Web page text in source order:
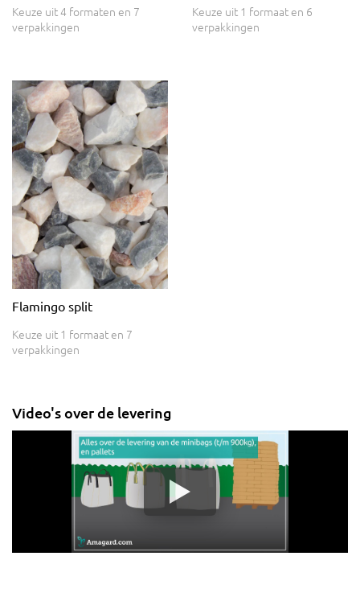
Keuze uit 4 formaten en 7
verpakkingen
Keuze uit 1 formaat en 6
verpakkingen
Flamingo split
Keuze uit 1 formaat en 7
verpakkingen
Video's over de levering